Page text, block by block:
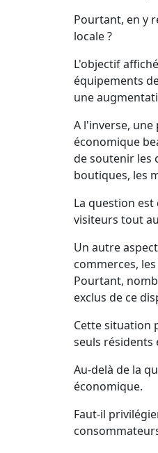
Pourtant, en y
locale ?
L'objectif
équipements
une
A l'inverse,
économique
de soutenir les
boutiques, les
La question
visiteurs tout
Un autre
commerces,
Pourtant,
exclus de ce
Cette situation
seuls
Au-delà de la
économique.
Faut-il